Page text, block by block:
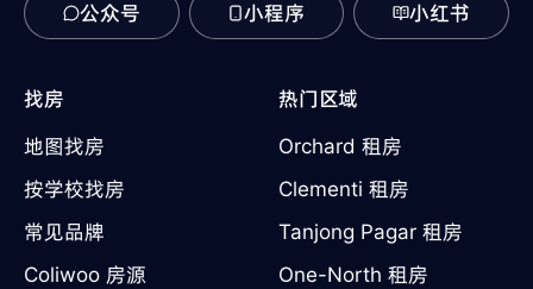
公众号 小程序 小红书
找房
地图找房
按学校找房
常见品牌
Coliwoo 房源
热门区域
Orchard 租房
Clementi 租房
Tanjong Pagar 租房
One-North 租房